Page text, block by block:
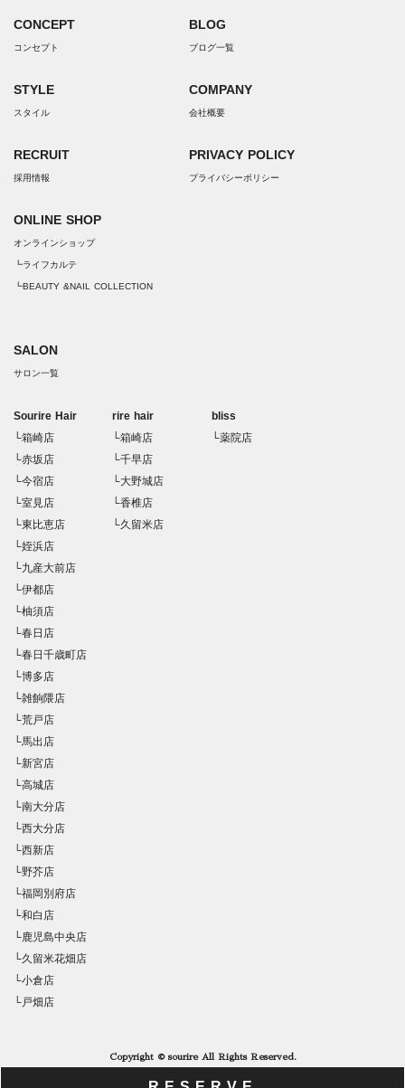
CONCEPT
コンセプト
STYLE
スタイル
RECRUIT
採用情報
ONLINE SHOP
オンラインショップ
┗ライフカルテ
┗BEAUTY &NAIL COLLECTION
BLOG
ブログ一覧
COMPANY
会社概要
PRIVACY POLICY
プライバシーポリシー
SALON
サロン一覧
Sourire Hair
└箱崎店
└赤坂店
└今宿店
└室見店
└東比恵店
└姪浜店
└九産大前店
└伊都店
└柚須店
└春日店
└春日千歳町店
└博多店
└雑餉隈店
└荒戸店
└馬出店
└新宮店
└高城店
└南大分店
└西大分店
└西新店
└野芥店
└福岡別府店
└和白店
└鹿児島中央店
└久留米花畑店
└小倉店
└戸畑店
rire hair
└箱崎店
└千早店
└大野城店
└香椎店
└久留米店
bliss
└薬院店
Copyright © sourire All Rights Reserved.